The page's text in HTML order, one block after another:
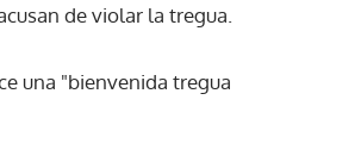
de violar la tregua.
una "bienvenida tregua